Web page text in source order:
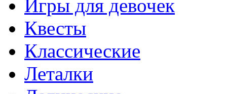
Игры для девочек
Квесты
Классические
Леталки